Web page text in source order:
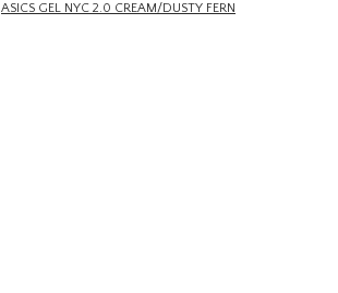
ASICS GEL NYC 2.0 CREAM/DUSTY FERN